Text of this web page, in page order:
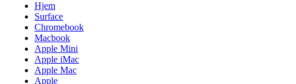
Hjem
Surface
Chromebook
Macbook
Apple Mini
Apple iMac
Apple Mac
Apple